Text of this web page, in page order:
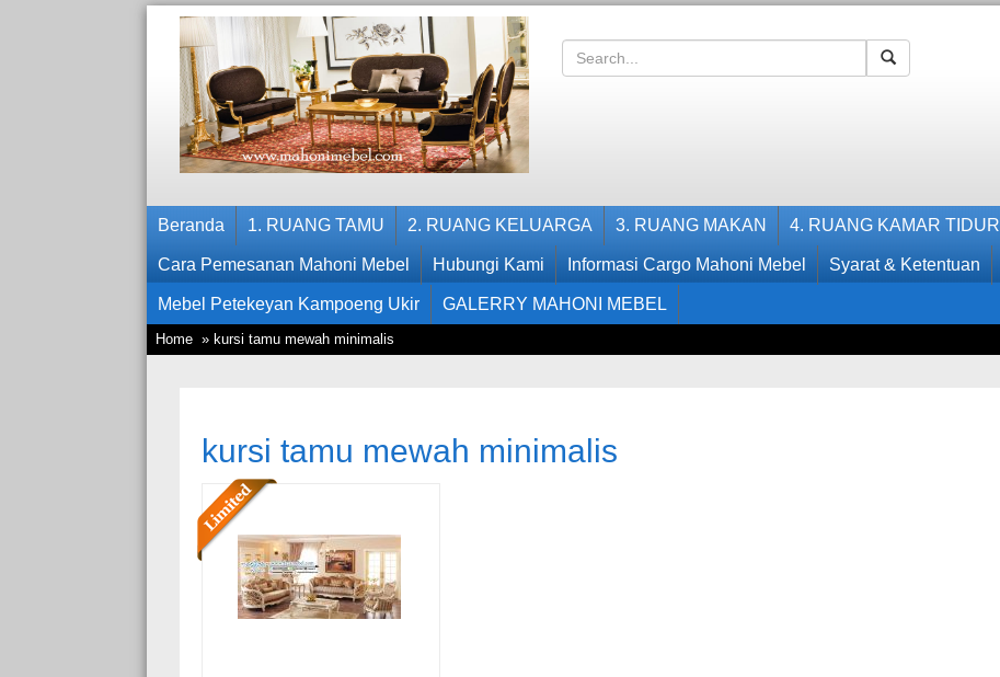
Beranda 1. RUANG TAMU 2. RUANG KELUARGA 3. RUANG MAKAN 4. RUANG KAMAR TIDUR
Cara Pemesanan Mahoni Mebel Hubungi Kami Informasi Cargo Mahoni Mebel Syarat & Ketentuan
Mebel Petekeyan Kampoeng Ukir GALERRY MAHONI MEBEL
Home » kursi tamu mewah minimalis
kursi tamu mewah minimalis